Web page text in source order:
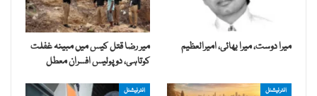
میرا دوست، میرا بھائی، امیرالعظیم
میر رضا قتل کیس میں مبینہ غفلت
کوتاہی، دو پولیس افسران معطل
انٹرنیشنل انٹرنیشنل